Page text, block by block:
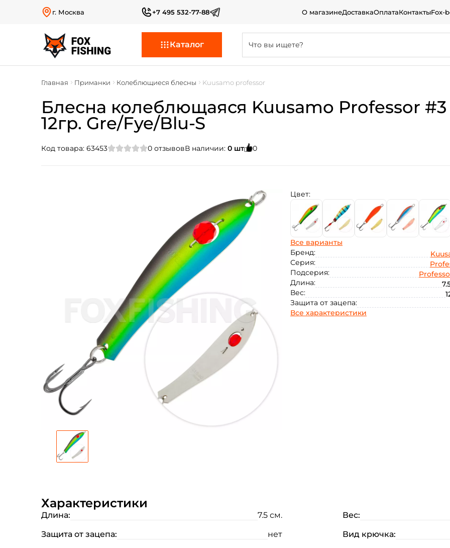
г. Москва +7 495 532-77-88 О магазинеДоставкаОплатаКонтактыFox-
Каталог
Главная Приманки Колеблющиеся блесны Kuusamo professor
Блесна колеблющаяся Kuusamo Professor
12гр. Gre/Fye/Blu-S
Код товара: 63453 0 отзывовВ наличии: 0 шт 0
Цвет:
Все варианты
Бренд:
Серия:
Подсерия:
Длина:
Вес:
Защита от зацепа:
Все характеристики
Характеристики
Длина: 7.5 см. Вес:
Защита от зацепа:
нет Вид крючка: